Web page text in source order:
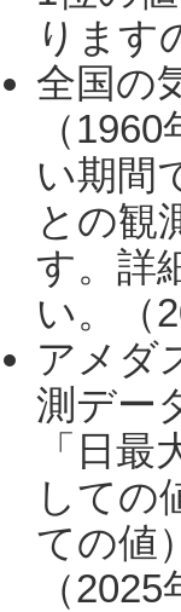
ります
全国の
（
い期間
との観
す。詳
い。（
アメダ
測デー
「日
しての
ての値
（2025